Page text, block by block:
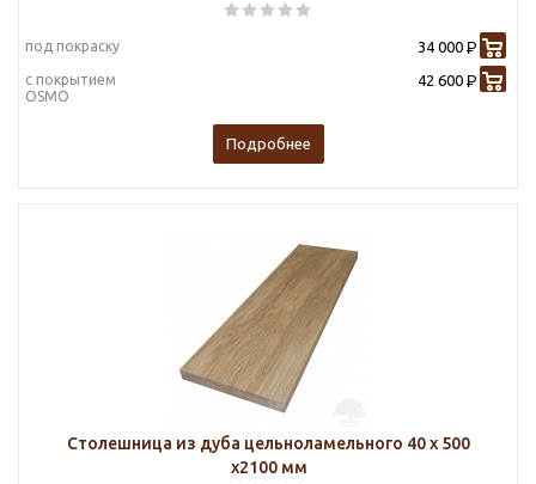
под покраску 34 000 Р
с покрытием
OSMO
42 600 Р
Подробнее
Столешница из дуба цельноламельного 40 х 500
х2100 мм